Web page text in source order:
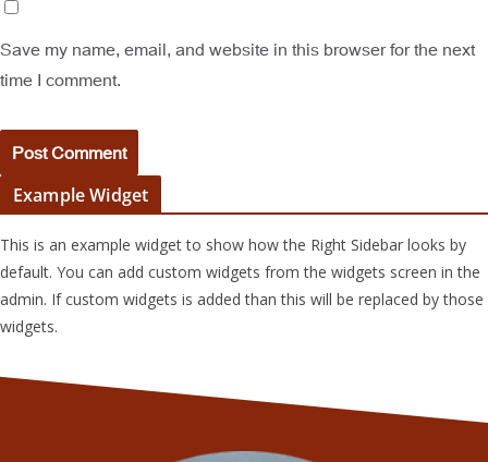
Save my name, email, and website in this browser for the next
time I comment.
Example Widget
This is an example widget to show how the Right Sidebar looks by
default. You can add custom widgets from the widgets screen in the
admin. If custom widgets is added than this will be replaced by those
widgets.